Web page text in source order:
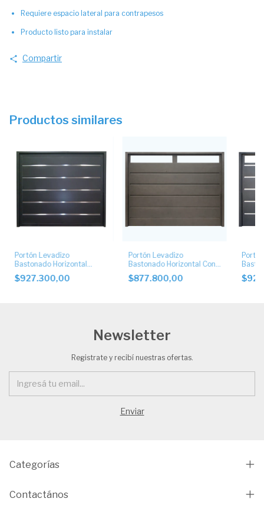
Requiere espacio lateral para contrapesos
Producto listo para instalar
Compartir
Productos similares
Portón Levadizo
Bastonado Horizontal
Ciego con Apliques de
Acero Inoxidable
$927.300,00
Portón Levadizo
Bastonado Horizontal Con
Postigo Superior
$877.800,00
de
Newsletter
Registrate y recibí nuestras ofertas.
Categorías
Contactános